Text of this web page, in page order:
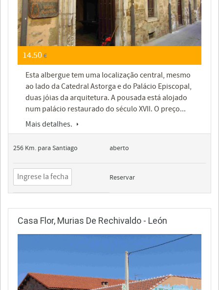
14.50€
Esta albergue tem uma localização central, mesmo
ao lado da Catedral Astorga e do Palácio Episcopal,
duas jóias da arquitetura. A pousada está alojado
num palácio restaurado do século XVII. O preço...
Mais detalhes.
256 Km. para Santiago aberto
Reservar
Casa Flor, Murias De Rechivaldo - León